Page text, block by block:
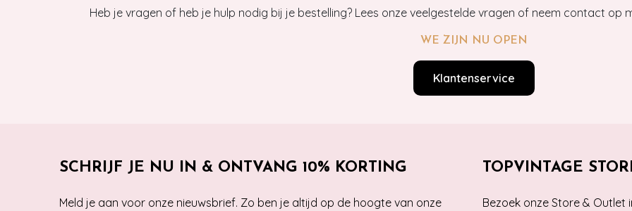
Heb je vragen of heb je hulp nodig bij je bestelling? Lees onze veelgestelde vragen of neem contact op
WE ZIJN NU OPEN
Klantenservice
SCHRIJF JE NU IN & ONTVANG 10% KORTING
Meld je aan voor onze nieuwsbrief. Zo ben je altijd op de hoogte van onze
TOPVINTAGE
Bezoek onze Store & Outlet